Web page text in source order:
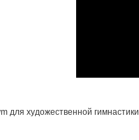
для художественной гимнастики